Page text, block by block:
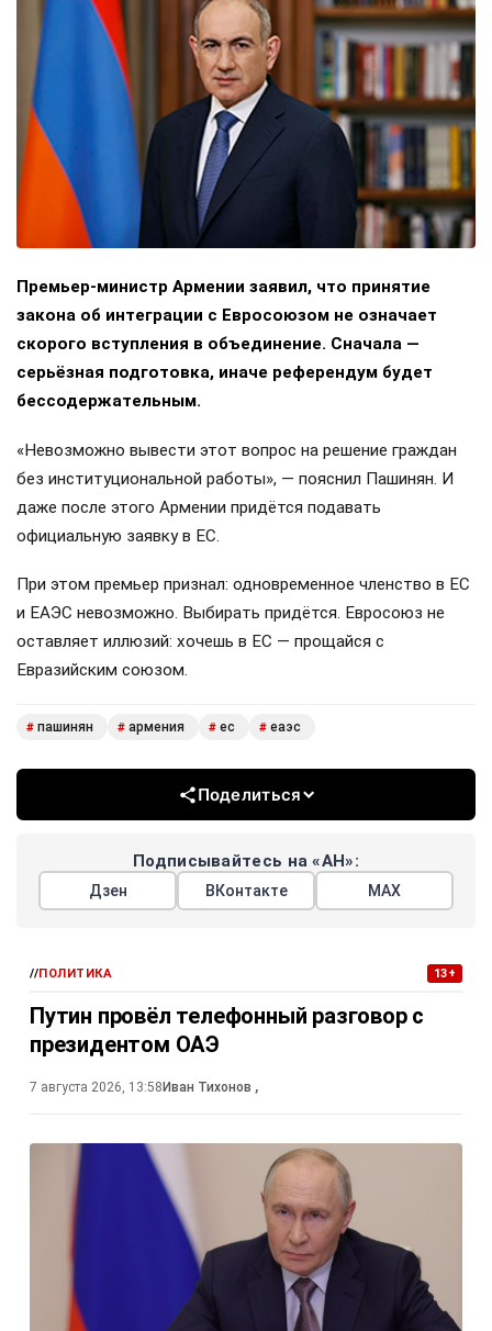
Премьер-министр Армении заявил, что принятие
закона об интеграции с Евросоюзом не означает
скорого вступления в объединение. Сначала —
серьёзная подготовка, иначе референдум будет
бессодержательным.
«Невозможно вывести этот вопрос на решение граждан
без институциональной работы», — пояснил Пашинян. И
даже после этого Армении придётся подавать
официальную заявку в ЕС.
При этом премьер признал: одновременное членство в ЕС
и ЕАЭС невозможно. Выбирать придётся. Евросоюз не
оставляет иллюзий: хочешь в ЕС — прощайся с
Евразийским союзом.
# пашинян # армения # ес # еаэс
Поделиться
Подписывайтесь на «АН»:
Дзен ВКонтакте МАХ
//ПОЛИТИКА 13+
Путин провёл телефонный разговор с
президентом ОАЭ
7 августа 2026, 13:58 Иван Тихонов ,